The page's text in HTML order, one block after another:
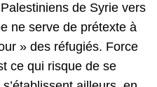
de Syrie vers
ne serve de prétexte à
» des réfugiés. Force
ce qui risque de se